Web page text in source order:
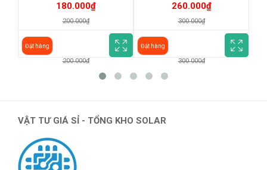
Relay Weidmüller RSS110024
200.000₫
180.000₫
200.000₫
Đặt hàng
Relay Weidmüller RSS110060
300.000₫
260.000₫
300.000₫
Đặt hàng
VẬT TƯ GIÁ SỈ - TỔNG KHO SOLAR